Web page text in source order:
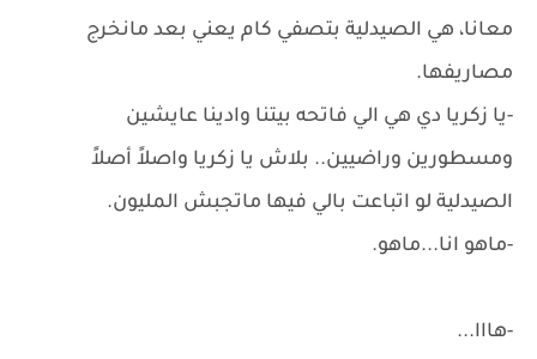
معانا، هي الصيدلية بتصفي كام يعني بعد مانخرج
مصاريفها.
-يا زكريا دي هي الي فاتحه بيتنا وادينا عايشين
ومسطورين وراضيين.. بلاش يا زكريا واصلاً أصلاً
الصيدلية لو اتباعت بالي فيها ماتجبش المليون.
-ماهو انا...ماهو.
-هااا...